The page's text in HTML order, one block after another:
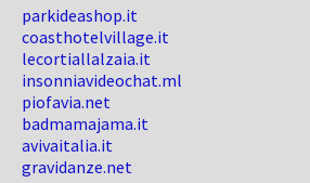
parkideashop.it
coasthotelvillage.it
lecortiallalzaia.it
insonniavideochat.ml
piofavia.net
badmamajama.it
avivaitalia.it
gravidanze.net